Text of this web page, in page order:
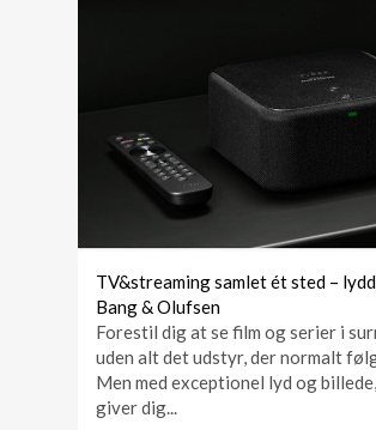
TV&streaming samlet ét sted –
Bang & Olufsen
Forestil dig at se film og serier i
uden alt det udstyr, der normalt
Men med exceptionel lyd og
giver dig...